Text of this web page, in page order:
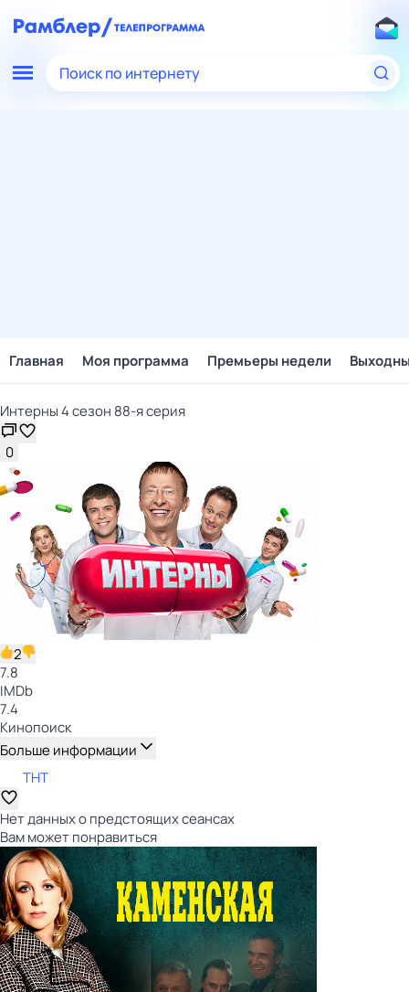
Поиск по интернету
Главная Моя программа Премьеры недели
Интерны 4 сезон 88-я серия
0
2
7.8
IMDb
7.4
Кинопоиск
Больше информации
ТНТ
Нет данных о предстоящих сеансах
Вам может понравиться